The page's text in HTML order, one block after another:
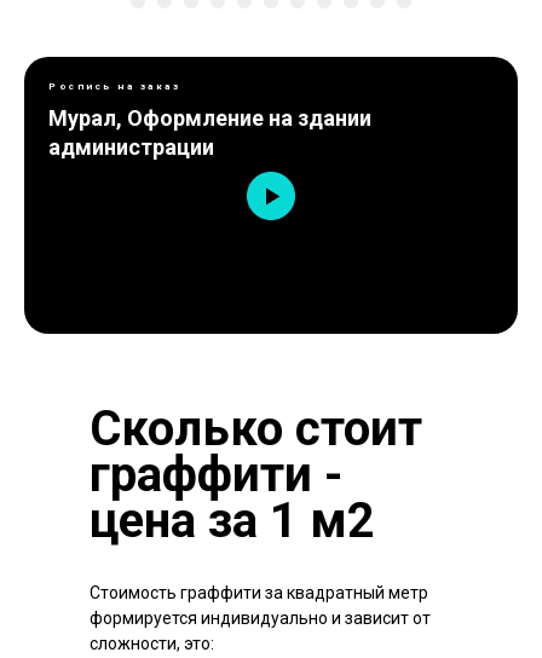
Роспись на заказ
Мурал, Оформление на здании
администрации
Сколько стоит
граффити -
цена за 1 м2
Стоимость граффити за квадратный метр
формируется индивидуально и зависит от
сложности, это: